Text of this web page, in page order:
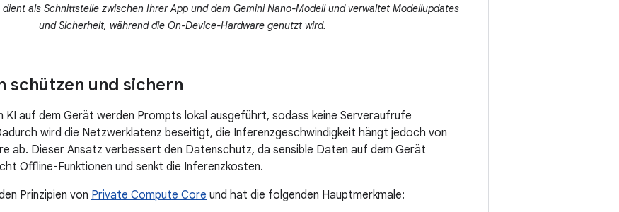
dient als Schnittstelle zwischen Ihrer App und dem Gemini Nano-Modell und verwaltet Modellupdates
und Sicherheit, während die On-Device-Hardware genutzt wird.
schützen und sichern
KI auf dem Gerät werden Prompts lokal ausgeführt, sodass keine Serveraufrufe
wird die Netzwerklatenz beseitigt, die Inferenzgeschwindigkeit hängt jedoch von
ab. Dieser Ansatz verbessert den Datenschutz, da sensible Daten auf dem Gerät
Offline-Funktionen und senkt die Inferenzkosten.
Prinzipien von Private Compute Core und hat die folgenden Hauptmerkmale: